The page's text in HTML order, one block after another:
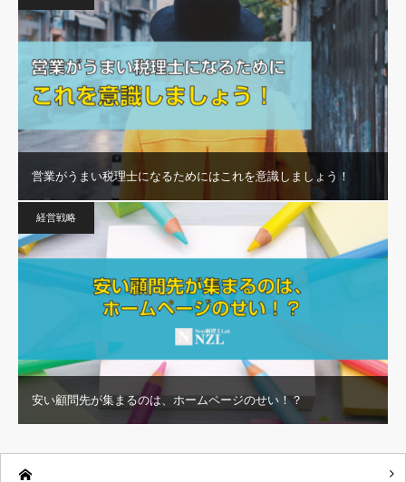
営業がうまい税理士になるためにはこれを意識しましょう！
経営戦略
安い顧問先が集まるのは、ホームページのせい！？